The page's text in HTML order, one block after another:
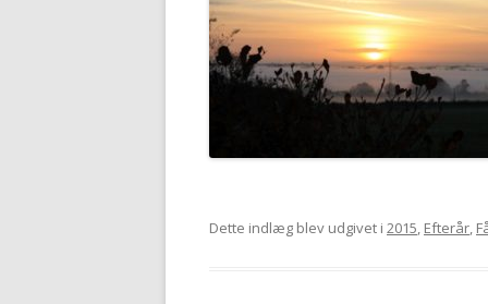
Dette indlæg blev udgivet i 2015, Efterår,